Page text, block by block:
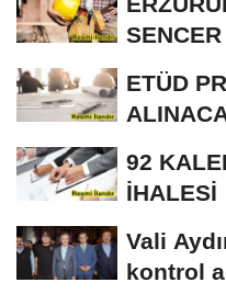
ETÜD
92
İHALESİ
Vali
kontrol